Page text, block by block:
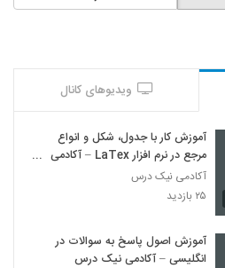
ویدیوهای کانال
آموزش کار با جدول، شکل و انواع
مرجع در نرم افزار LaTex – آکادمی
نیک درس
آکادمی نیک درس
۲۵ بازدید
آموزش اصول پاسخ به سوالات در
انگلیسی – آکادمی نیک درس